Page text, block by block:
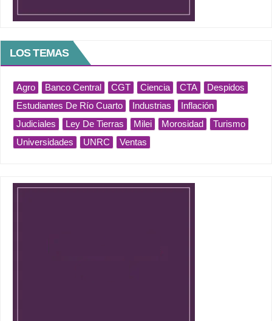
LOS TEMAS
Agro Banco Central CGT Ciencia CTA
Despidos
Estudiantes De Río Cuarto
Industrias
Inflación
Judiciales
Ley De Tierras Milei Morosidad
Turismo
Universidades
UNRC Ventas